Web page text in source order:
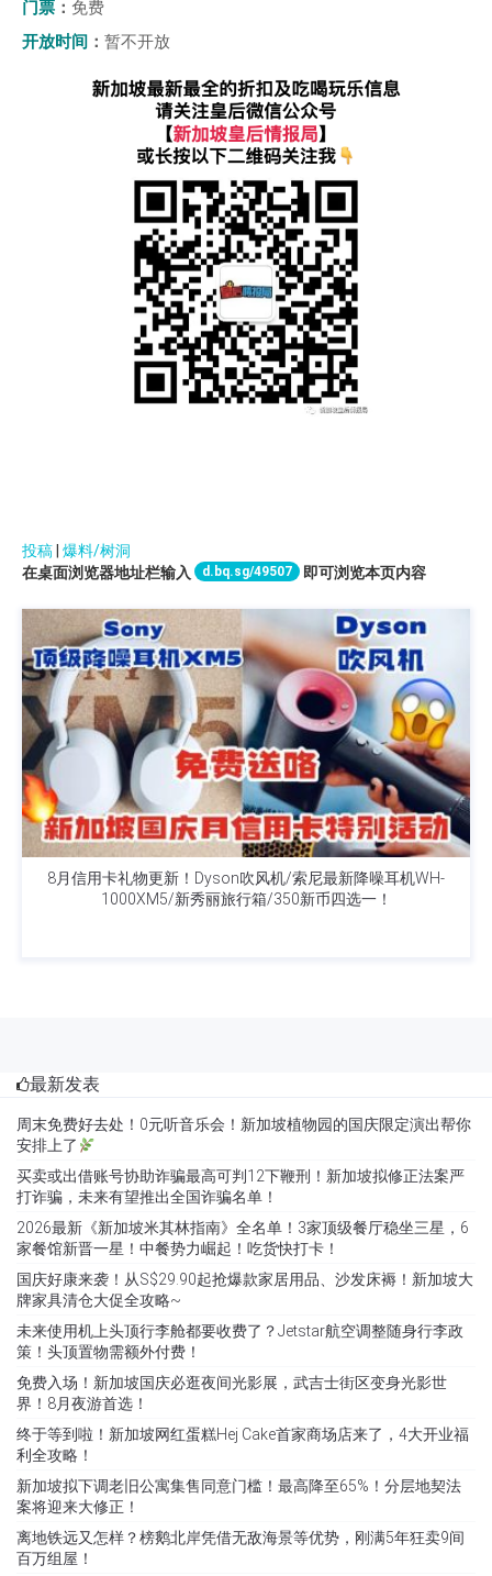
门票 ： 免费
开放时间 ： 暂不开放
投稿| 爆料/树洞
在桌面浏览器地址栏输入
d.bq.sg/49507 即可浏览本页内容
8月信用卡礼物更新！Dyson吹风机/索尼最新降噪耳机WH-
1000XM5/新秀丽旅行箱/350新币四选一！
最新发表
周末免费好去处！0元听音乐会！新加坡植物园的国庆限定演出帮你
安排上了
买卖或出借账号协助诈骗最高可判12下鞭刑！新加坡拟修正法案严
打诈骗，未来有望推出全国诈骗名单！
2026最新《新加坡米其林指南》全名单！3家顶级餐厅稳坐三星，6
家餐馆新晋一星！中餐势力崛起！吃货快打卡！
国庆好康来袭！从S$29.90起抢爆款家居用品、沙发床褥！新加坡大
牌家具清仓大促全攻略~
未来使用机上头顶行李舱都要收费了？Jetstar航空调整随身行李政
策！头顶置物需额外付费！
免费入场！新加坡国庆必逛夜间光影展，武吉士街区变身光影世
界！8月夜游首选！
终于等到啦！新加坡网红蛋糕Hej Cake首家商场店来了，4大开业福
利全攻略！
新加坡拟下调老旧公寓集售同意门槛！最高降至65%！分层地契法
案将迎来大修正！
离地铁远又怎样？榜鹅北岸凭借无敌海景等优势，刚满5年狂卖9间
百万组屋！